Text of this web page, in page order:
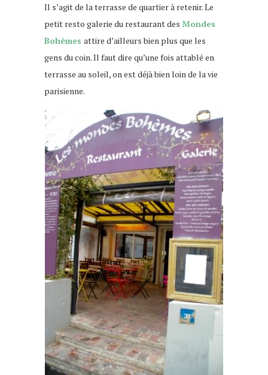
Il s’agit de la terrasse de quartier à retenir. Le
petit resto galerie du restaurant des Mondes
Bohèmes attire d’ailleurs bien plus que les
gens du coin. Il faut dire qu’une fois attablé en
terrasse au soleil, on est déjà bien loin de la vie
parisienne.